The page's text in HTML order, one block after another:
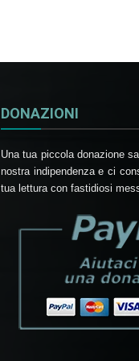
DONAZIONI
Una tua piccola donazione
nostra indipendenza e ci
tua lettura con fastidiosi